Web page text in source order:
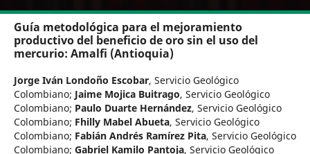
Guía metodológica para el mejoramiento
productivo del beneficio de oro sin el uso del
mercurio: Amalfi (Antioquia)
Jorge Iván Londoño Escobar, Servicio Geológico
Colombiano; Jaime Mojica Buitrago, Servicio Geológico
Colombiano; Paulo Duarte Hernández, Servicio Geológico
Colombiano; Fhilly Mabel Abueta, Servicio Geológico
Colombiano; Fabián Andrés Ramírez Pita, Servicio Geológico
Colombiano; Gabriel Kamilo Pantoja, Servicio Geológico